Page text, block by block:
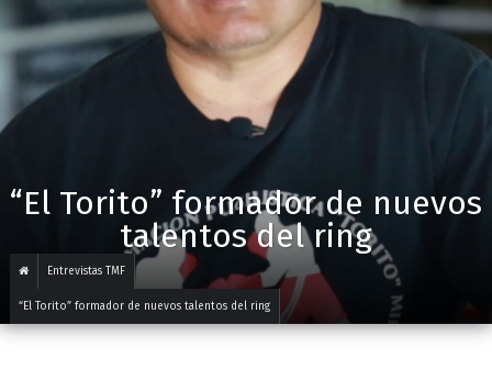
“El Torito” formador de nuevos
talentos del ring
Entrevistas TMF
“El Torito” formador de nuevos talentos del ring